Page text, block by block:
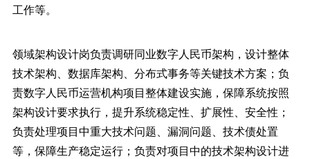
工作等。
领域架构设计岗负责调研同业数字人民币架构，设计整体
技术架构、数据库架构、分布式事务等关键技术方案；负
责数字人民币运营机构项目整体建设实施，保障系统按照
架构设计要求执行，提升系统稳定性、扩展性、安全性；
负责处理项目中重大技术问题、漏洞问题、技术债处置
等，保障生产稳定运行；负责对项目中的技术架构设计进